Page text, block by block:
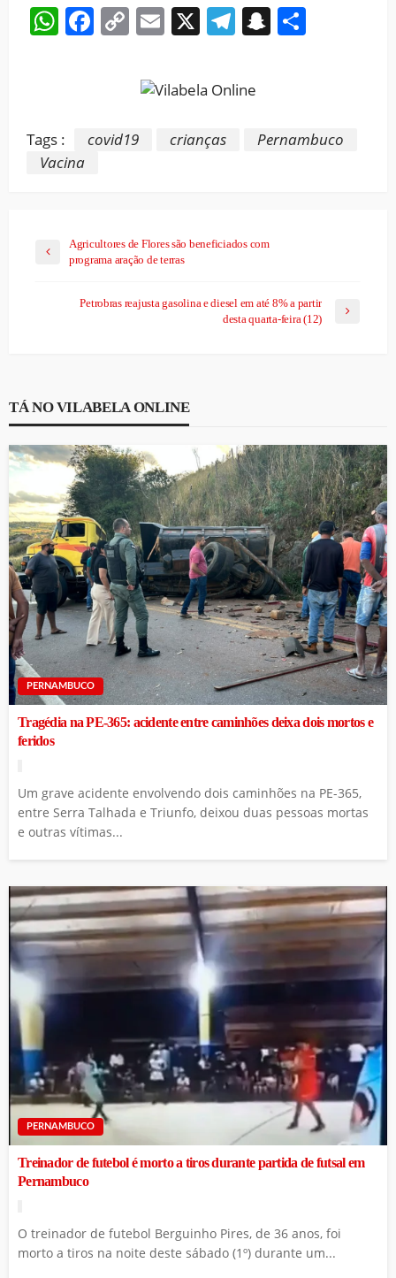
WhatsApp
Facebook
CopyEmail
X Telegram
Snapchat
Tags : covid19 crianças
Pernambuco
Vacina
Agricultores de Flores são beneficiados com
programa aração de terras
Petrobras reajusta gasolina e diesel em até 8% a partir
desta quarta-feira (12)
TÁ NO VILABELA ONLINE
PERNAMBUCO
Tragédia na PE-365: acidente entre caminhões deixa dois mortos e
feridos
Um grave acidente envolvendo dois caminhões na PE-365,
entre Serra Talhada e Triunfo, deixou duas pessoas mortas
e outras vítimas...
PERNAMBUCO
Treinador de futebol é morto a tiros durante partida de futsal em
Pernambuco
O treinador de futebol Berguinho Pires, de 36 anos, foi
morto a tiros na noite deste sábado (1º) durante um...